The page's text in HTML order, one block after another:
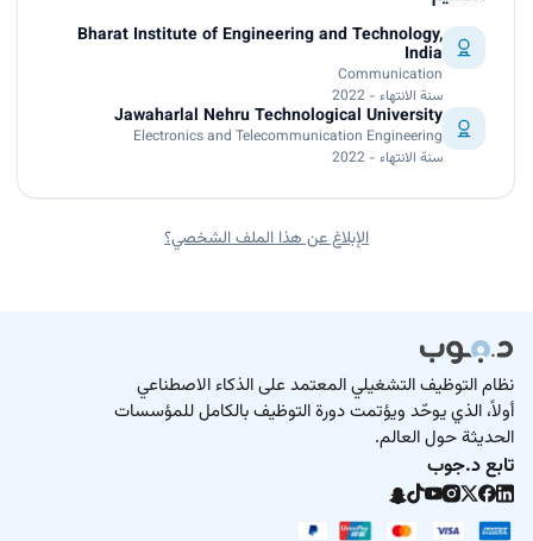
Bharat Institute of Engineering and Technology,
India
Communication
سنة الانتهاء - 2022
Jawaharlal Nehru Technological University
Electronics and Telecommunication Engineering
سنة الانتهاء - 2022
الإبلاغ عن هذا الملف الشخصي؟
نظام التوظيف التشغيلي المعتمد على الذكاء الاصطناعي
أولاً، الذي يوحّد ويؤتمت دورة التوظيف بالكامل للمؤسسات
الحديثة حول العالم.
تابع د.جوب